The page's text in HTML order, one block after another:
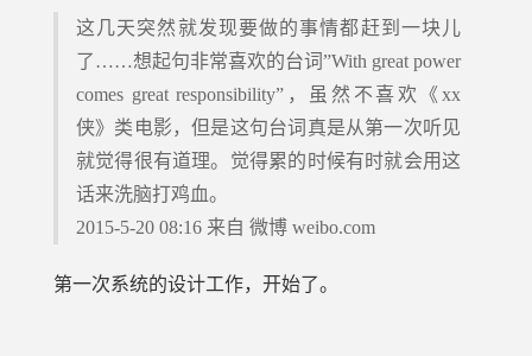
这几天突然就发现要做的事情都赶到一块儿
了……想起句非常喜欢的台词”With great power
comes great responsibility”，虽然不喜欢《xx
侠》类电影，但是这句台词真是从第一次听见
就觉得很有道理。觉得累的时候有时就会用这
话来洗脑打鸡血。
2015-5-20 08:16 来自 微博 weibo.com
第一次系统的设计工作，开始了。